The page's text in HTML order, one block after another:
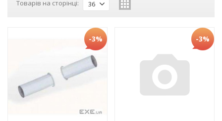
Товарів на сторінці: 36
-3% -3%